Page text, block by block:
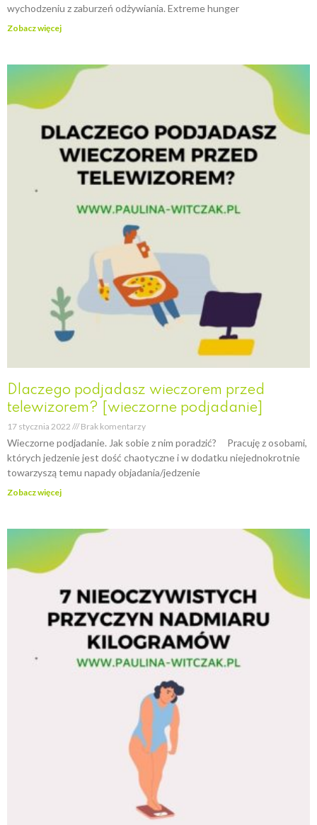
wychodzeniu z zaburzeń odżywiania. Extreme hunger
Zobacz więcej
Dlaczego podjadasz wieczorem przed
telewizorem? [wieczorne podjadanie]
17 stycznia 2022 Brak komentarzy
Wieczorne podjadanie. Jak sobie z nim poradzić? Pracuję z osobami,
których jedzenie jest dość chaotyczne i w dodatku niejednokrotnie
towarzyszą temu napady objadania/jedzenie
Zobacz więcej